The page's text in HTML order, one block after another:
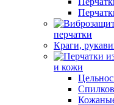
перчатки
Краги,
и кожи